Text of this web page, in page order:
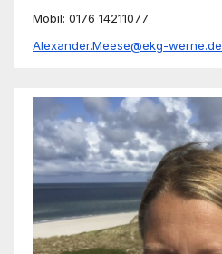
Mobil: 0176 14211077
Alexander.Meese@ekg-werne.de